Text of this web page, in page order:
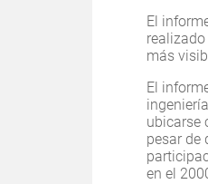
El
realizado
más
El
ubicarse
pesar de
en el